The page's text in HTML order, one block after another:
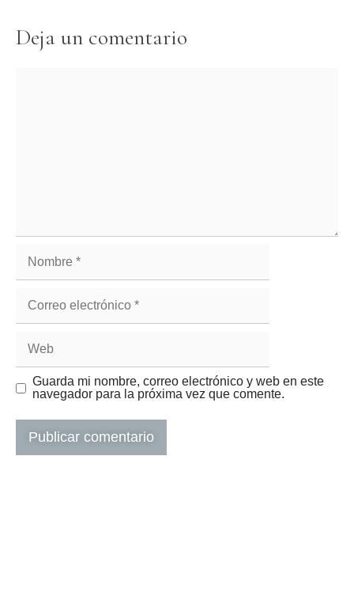
Deja un comentario
Guarda mi nombre, correo electrónico y web en este
navegador para la próxima vez que comente.